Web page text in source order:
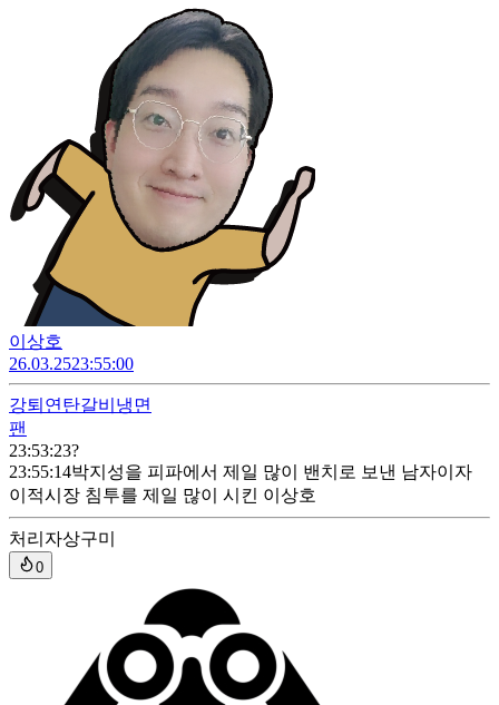
이상호
26.03.2523:55:00
강퇴 연탄갈비냉면
팬
23:53:23?
23:55:14박지성을 피파에서 제일 많이 밴치로 보낸 남자이자
이적시장 침투를 제일 많이 시킨 이상호
처리자상구미
0